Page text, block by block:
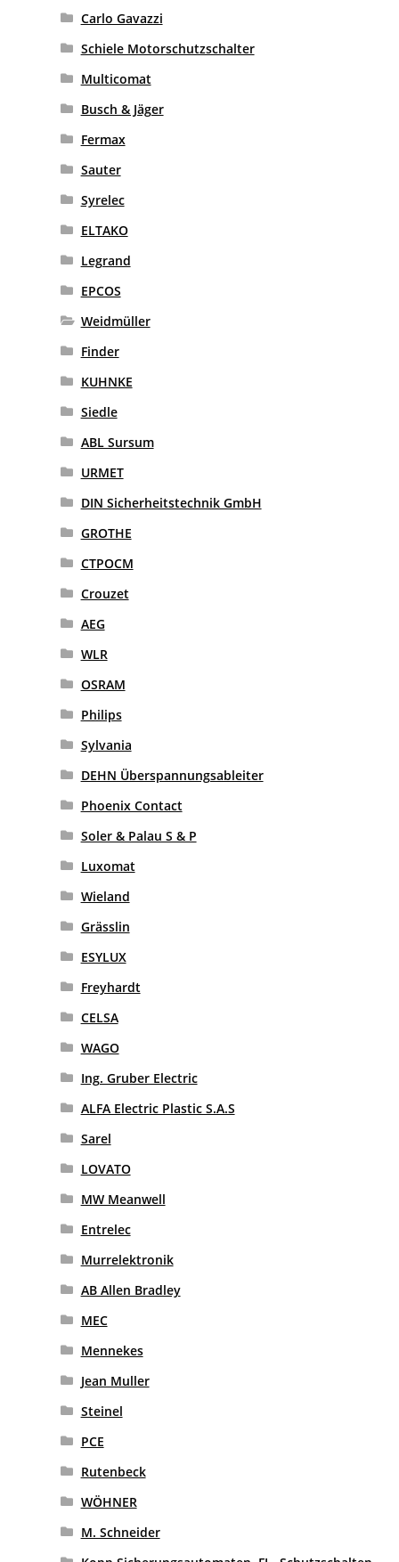
Carlo Gavazzi
Schiele Motorschutzschalter
Multicomat
Busch & Jäger
Fermax
Sauter
Syrelec
ELTAKO
Legrand
EPCOS
Weidmüller
Finder
KUHNKE
Siedle
ABL Sursum
URMET
DIN Sicherheitstechnik GmbH
GROTHE
CTPOCM
Crouzet
AEG
WLR
OSRAM
Philips
Sylvania
DEHN Überspannungsableiter
Phoenix Contact
Soler & Palau S & P
Luxomat
Wieland
Grässlin
ESYLUX
Freyhardt
CELSA
WAGO
Ing. Gruber Electric
ALFA Electric Plastic S.A.S
Sarel
LOVATO
MW Meanwell
Entrelec
Murrelektronik
AB Allen Bradley
MEC
Mennekes
Jean Muller
Steinel
PCE
Rutenbeck
WÖHNER
M. Schneider